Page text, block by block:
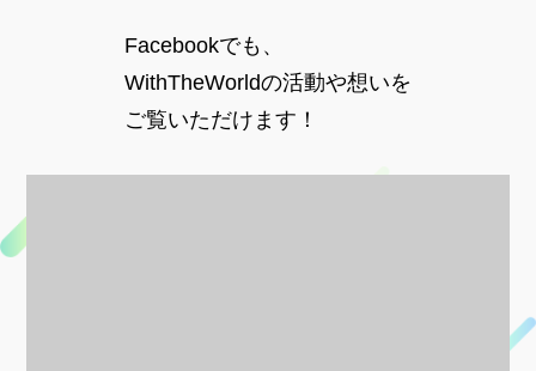
Facebookでも、
WithTheWorldの活動や想いを
ご覧いただけます！